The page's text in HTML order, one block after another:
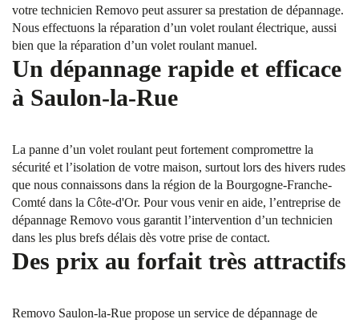
votre technicien Removo peut assurer sa prestation de dépannage.
Nous effectuons la réparation d’un volet roulant électrique, aussi
bien que la réparation d’un volet roulant manuel.
Un dépannage rapide et efficace
à Saulon-la-Rue
La panne d’un volet roulant peut fortement compromettre la
sécurité et l’isolation de votre maison, surtout lors des hivers rudes
que nous connaissons dans la région de la Bourgogne-Franche-
Comté dans la Côte-d'Or. Pour vous venir en aide, l’entreprise de
dépannage Removo vous garantit l’intervention d’un technicien
dans les plus brefs délais dès votre prise de contact.
Des prix au forfait très attractifs
Removo Saulon-la-Rue propose un service de dépannage de